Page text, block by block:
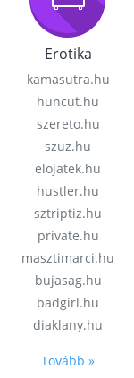
Erotika
kamasutra.hu
huncut.hu
szereto.hu
szuz.hu
elojatek.hu
hustler.hu
sztriptiz.hu
private.hu
masztimarci.hu
bujasag.hu
badgirl.hu
diaklany.hu
Tovább »